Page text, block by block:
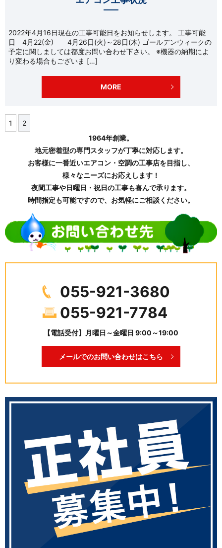
2022年4月16日現在の工事可能日をお知らせします。 工事可能
日 4月22(金) 4月26日(火)～28日(木) ゴールデンウィークの
予定に関しましては都度お問い合わせ下さい。 ※機器の納期によ
り変わる場合もございま […]
MORE
1
2
1964年創業。
地元密着型の専門スタッフが丁寧に対応します。
お客様に一番近いエアコン・空調の工事店を目指し、
様々なニーズにお応えします！
夜間工事や日曜日・祝日の工事も喜んで承ります。
時間指定も可能ですので、お気軽にご相談ください。
055-921-3680
055-921-7784
【電話受付】月曜日～金曜日 9:00～19:00
メールでのお問い合わせはこちら